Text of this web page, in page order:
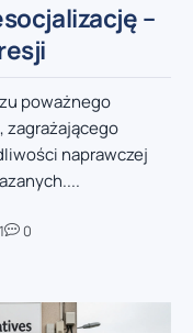
–
poważnego
zagrażającego
naprawczej
0